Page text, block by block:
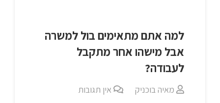
למה אתם מתאימים בול למשרה
אבל מישהו אחר מתקבל
לעבודה?
מאיה בוכניק אין תגובות